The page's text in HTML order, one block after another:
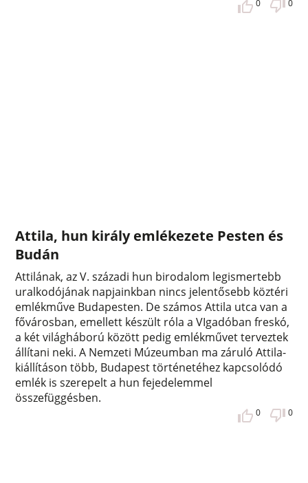
0 0
Attila, hun király emlékezete Pesten és
Budán
Attilának, az V. századi hun birodalom legismertebb
uralkodójának napjainkban nincs jelentősebb köztéri
emlékműve Budapesten. De számos Attila utca van a
fővárosban, emellett készült róla a VIgadóban freskó,
a két világháború között pedig emlékművet terveztek
állítani neki. A Nemzeti Múzeumban ma záruló Attila-
kiállításon több, Budapest történetéhez kapcsolódó
emlék is szerepelt a hun fejedelemmel
összefüggésben.
0 0